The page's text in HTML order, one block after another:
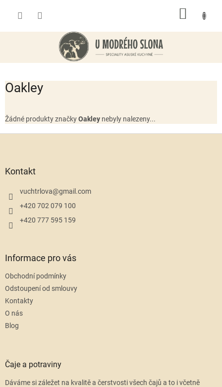
Oakley
Žádné produkty značkyOakley nebyly nalezeny...
Kontakt
vuchtrlova@gmail.com
+420 702 079 100
+420 777 595 159
Informace pro vás
Obchodní podmínky
Odstoupení od smlouvy
Kontakty
O nás
Blog
Čaje a potraviny
Dáváme si záležet na kvalitě a čerstvosti všech čajů a to i včetně